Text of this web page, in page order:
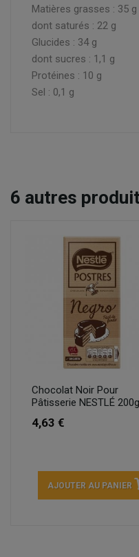
Matières grasses : 35 g
dont saturés : 22 g
Glucides : 34 g
dont sucres : 1,1 g
Protéines : 10 g
Sel : 0,1 g
6 autres
Chocolat Noir Pour
Pâtisserie NESTLÉ
4,63 €
AJOUTER AU PANIER